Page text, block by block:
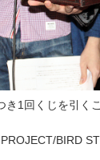
き1回くじを引く
BIRD